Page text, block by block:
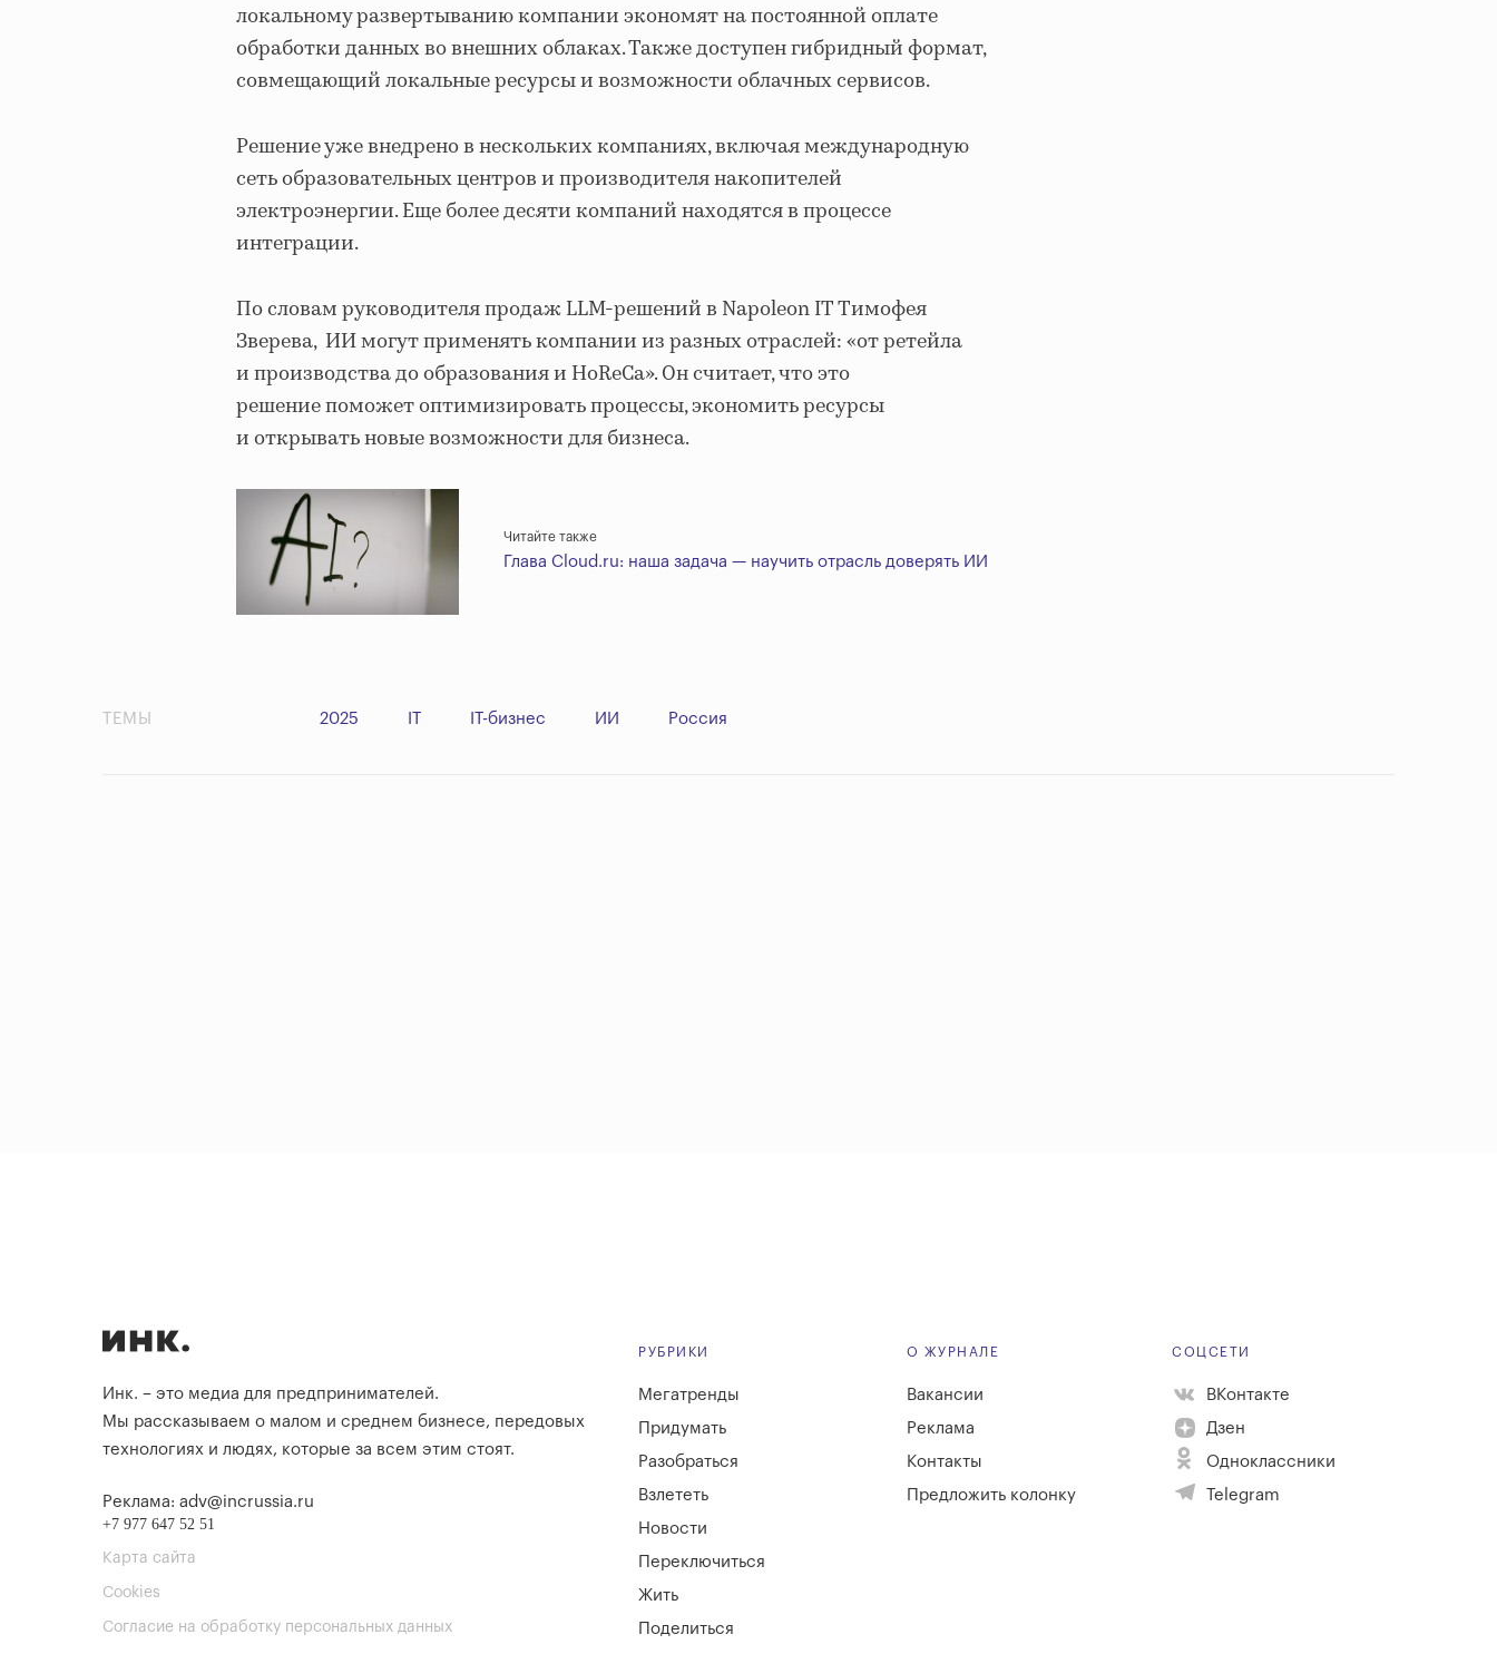
локальному развертыванию компании экономят на постоянной оплате
обработки данных во внешних облаках. Также доступен гибридный формат,
совмещающий локальные ресурсы и возможности облачных сервисов.
Решение уже внедрено в нескольких компаниях, включая международную
сеть образовательных центров и производителя накопителей
электроэнергии. Еще более десяти компаний находятся в процессе
интеграции.
По словам руководителя продаж LLM-решений в Napoleon IT Тимофея
Зверева, ИИ могут применять компании из разных отраслей: «от ретейла
и производства до образования и HoReCa». Он считает, что это
решение поможет оптимизировать процессы, экономить ресурсы
и открывать новые возможности для бизнеса.
Читайте также
Глава Cloud.ru: наша задача — научить отрасль доверять ИИ
ТЕМЫ 2025 IT IT-бизнес ИИ Россия
Инк. – это медиа для предпринимателей.
Мы рассказываем о малом и среднем бизнесе, передовых
технологиях и людях, которые за всем этим стоят.
Реклама: adv@incrussia.ru
+7 977 647 52 51
Карта сайта
Cookies
Согласие на обработку персональных данных
РУБРИКИ
Мегатренды
Придумать
Разобраться
Взлететь
Новости
Переключиться
Жить
Поделиться
О ЖУРНАЛЕ
Вакансии
Реклама
Контакты
Предложить колонку
СОЦСЕТИ
ВКонтакте
Дзен
Одноклассники
Telegram